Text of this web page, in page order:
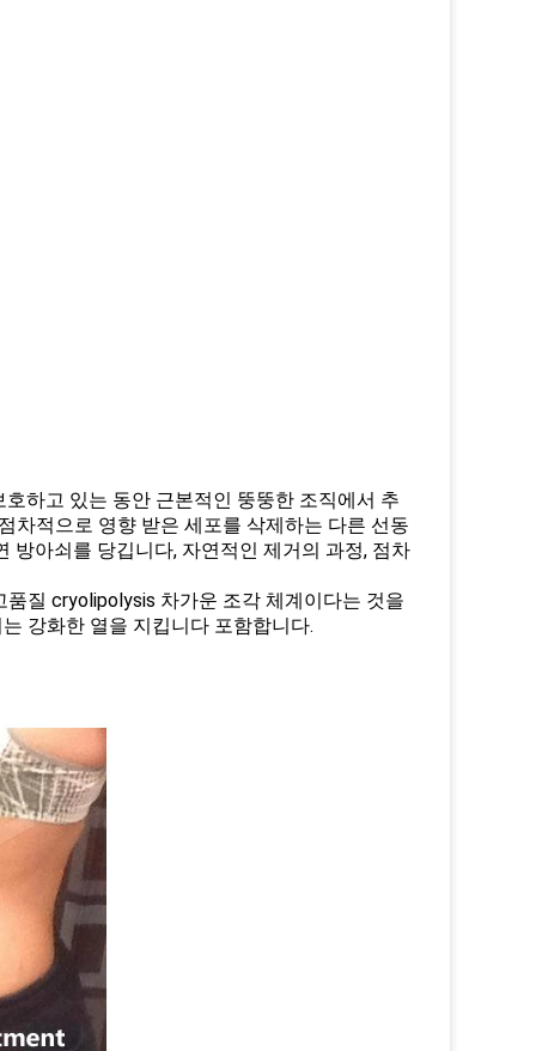
하고 있는 동안 근본적인 뚱뚱한 조직에서 추
차적으로 영향 받은 세포를 삭제하는 다른 선동
아쇠를 당깁니다, 자연적인 제거의 과정, 점차
질 cryolipolysis 차가운 조각 체계이다는 것을
강화한 열을 지킵니다 포함합니다.